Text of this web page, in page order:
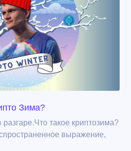
Зима?
такое криптозима?
выражение,